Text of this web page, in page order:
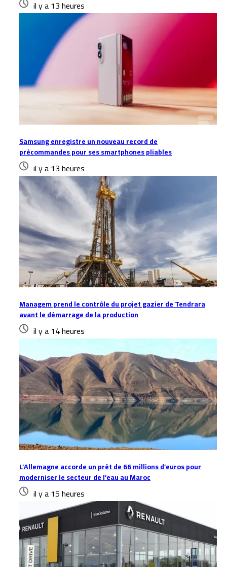
il y a 13 heures
Samsung enregistre un nouveau record de
précommandes pour ses smartphones pliables
il y a 13 heures
Managem prend le contrôle du projet gazier de Tendrara
avant le démarrage de la production
il y a 14 heures
L’Allemagne accorde un prêt de 66 millions d’euros pour
moderniser le secteur de l’eau au Maroc
il y a 15 heures